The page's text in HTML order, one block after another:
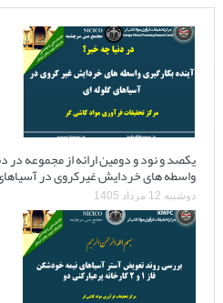
یکصد و نود و دومین ارائه از مجموعه در
واسطه های خردایش غیرکروی در
دوشنبه 12 مرداد 1405